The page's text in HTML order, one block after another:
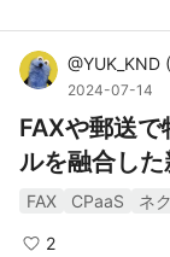
@YUK_KND (
2024-07-14
FAXや郵送
ルを融合し
FAX CPaaS ネ
2